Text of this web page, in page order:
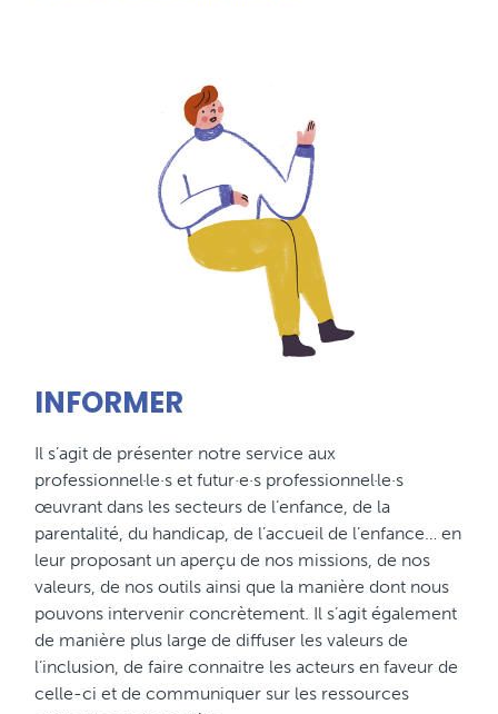
INFORMER
Il s’agit de présenter notre service aux
professionnel·le·s et futur·e·s professionnel·le·s
œuvrant dans les secteurs de l’enfance, de la
parentalité, du handicap, de l’accueil de l’enfance… en
leur proposant un aperçu de nos missions, de nos
valeurs, de nos outils ainsi que la manière dont nous
pouvons intervenir concrètement. Il s’agit également
de manière plus large de diffuser les valeurs de
l’inclusion, de faire connaitre les acteurs en faveur de
celle-ci et de communiquer sur les ressources